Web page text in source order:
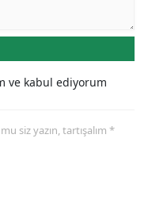
ve kabul ediyorum
siz yazın, tartışalım *